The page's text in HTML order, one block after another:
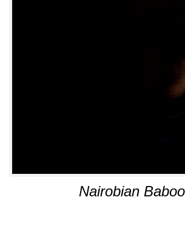
Nairobian